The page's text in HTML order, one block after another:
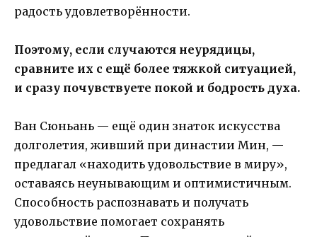
радость удовлетворённости.
Поэтому, если случаются неурядицы,
сравните их с ещё более тяжкой ситуацией,
и сразу почувствуете покой и бодрость духа.
Ван Сюньань — ещё один знаток искусства
долголетия, живший при династии Мин, —
предлагал «находить удовольствие в миру»,
оставаясь неунывающим и оптимистичным.
Способность распознавать и получать
удовольствие помогает сохранять